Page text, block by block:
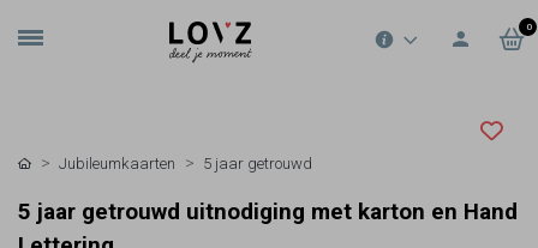
0
Jubileumkaarten 5 jaar getrouwd
5 jaar getrouwd uitnodiging met karton en Hand